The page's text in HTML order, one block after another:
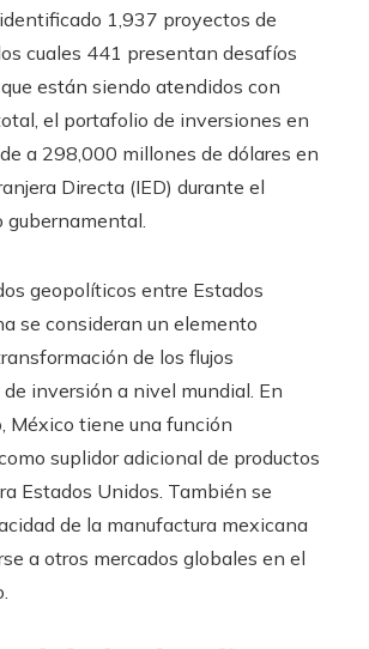
1,937 proyectos de
cuales 441 presentan desafíos
están siendo atendidos con
el portafolio de inversiones en
a 298,000 millones de dólares en
Directa (IED) durante el
gubernamental.
geopolíticos entre Estados
se consideran un elemento
de los flujos
inversión a nivel mundial. En
México tiene una función
suplidor adicional de productos
Estados Unidos. También se
de la manufactura mexicana
a otros mercados globales en el